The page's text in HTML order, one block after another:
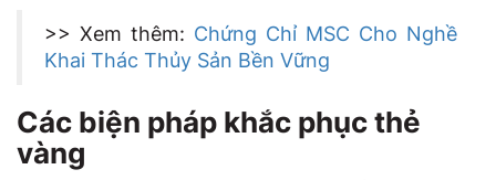
>> Xem thêm: Chứng Chỉ MSC Cho Nghề
Khai Thác Thủy Sản Bền Vững
Các biện pháp khắc phục thẻ
vàng